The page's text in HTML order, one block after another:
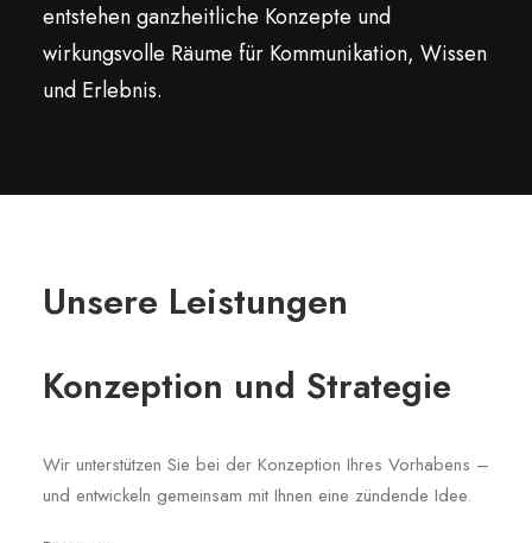
entstehen ganzheitliche Konzepte und
wirkungsvolle Räume für Kommunikation, Wissen
und Erlebnis.
Unsere Leistungen
Konzeption und Strategie
Wir unterstützen Sie bei der Konzeption Ihres Vorhabens –
und entwickeln gemeinsam mit Ihnen eine zündende Idee.